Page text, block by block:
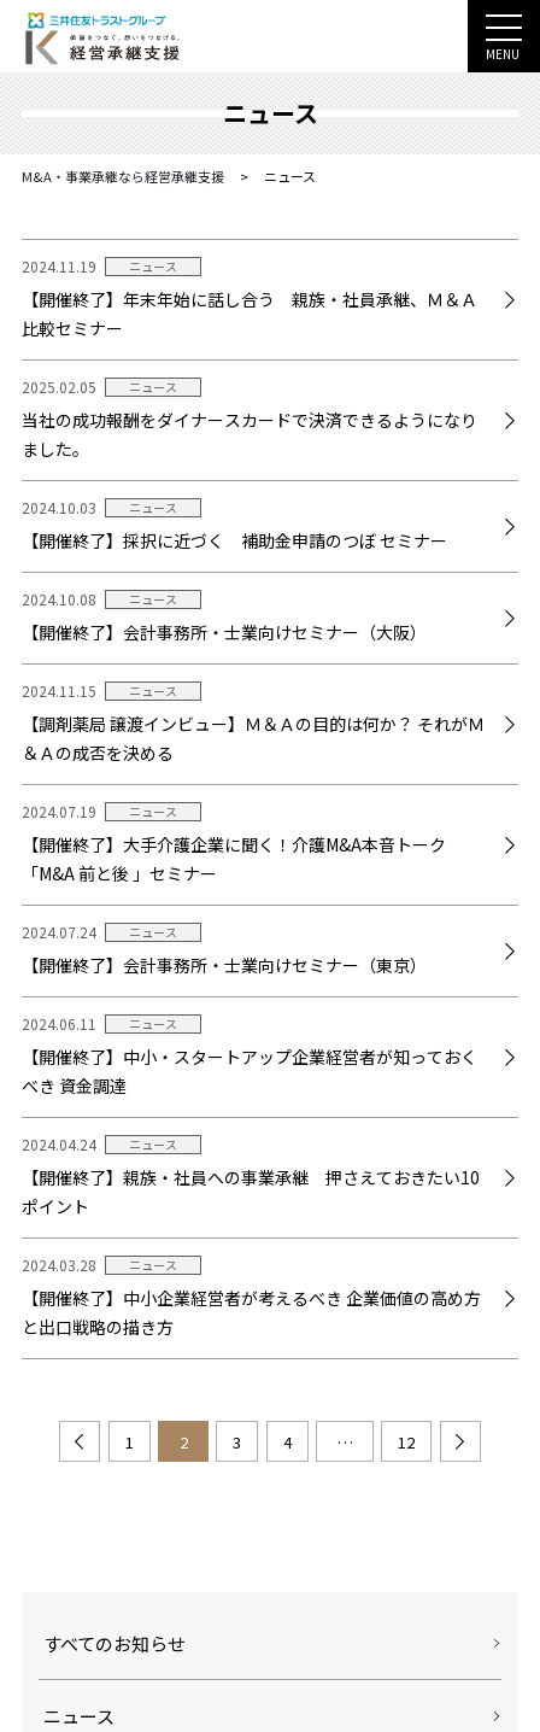
MENU
ニュース
M&A・事業承継なら経営承継支援 > ニュース
2024.11.19 ニュース
【開催終了】年末年始に話し合う 親族・社員承継、Ｍ＆Ａ
比較セミナー
2025.02.05 ニュース
当社の成功報酬をダイナースカードで決済できるようになり
ました。
2024.10.03 ニュース
【開催終了】採択に近づく 補助金申請のつぼ セミナー
2024.10.08 ニュース
【開催終了】会計事務所・士業向けセミナー（大阪）
2024.11.15 ニュース
【調剤薬局 譲渡インビュー】Ｍ＆Ａの目的は何か？ それがＭ
＆Ａの成否を決める
2024.07.19 ニュース
【開催終了】大手介護企業に聞く！介護M&A本音トーク
「M&A 前と後 」セミナー
2024.07.24 ニュース
【開催終了】会計事務所・士業向けセミナー（東京）
2024.06.11 ニュース
【開催終了】中小・スタートアップ企業経営者が知っておく
べき 資金調達
2024.04.24 ニュース
【開催終了】親族・社員への事業承継 押さえておきたい10
ポイント
2024.03.28 ニュース
【開催終了】中小企業経営者が考えるべき 企業価値の高め方
と出口戦略の描き方
1 2 3 4 … 12
すべてのお知らせ
ニュース